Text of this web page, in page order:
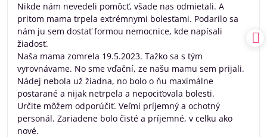
Nikde nám nevedeli pomôcť, všade nas odmietali. A
pritom mama trpela extrémnymi bolesťami. Podarilo sa
nám ju sem dostať formou nemocnice, kde napísali
žiadosť.
Naša mama zomrela 19.5.2023. Tažko sa s tým
vyrovnávame. No sme vďační, ze našu mamu sem prijali.
Nádej nebola už žiadna, no bolo o ňu maximálne
postarané a nijak netrpela a nepociťovala bolesti.
Určite môžem odporúčiť. Veľmi príjemný a ochotný
personál. Zariadene bolo čisté a príjemné, v celku ako
nové.